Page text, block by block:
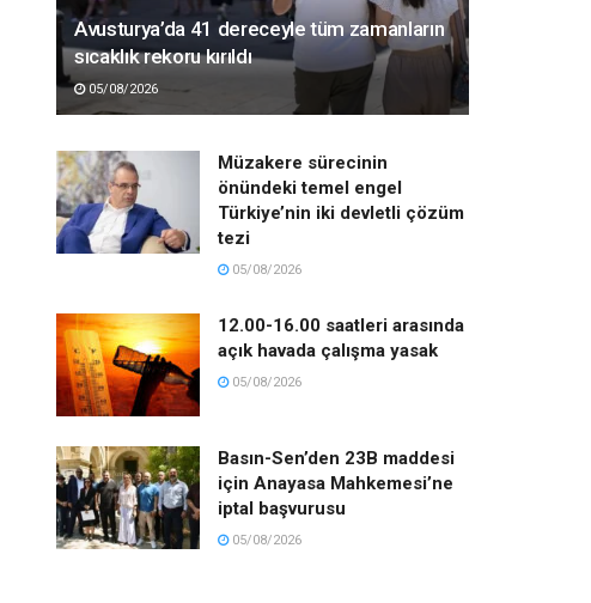
Avusturya’da 41 dereceyle tüm zamanların
sıcaklık rekoru kırıldı
05/08/2026
Müzakere sürecinin
önündeki temel engel
Türkiye’nin iki devletli çözüm
tezi
05/08/2026
12.00-16.00 saatleri arasında
açık havada çalışma yasak
05/08/2026
Basın-Sen’den 23B maddesi
için Anayasa Mahkemesi’ne
iptal başvurusu
05/08/2026